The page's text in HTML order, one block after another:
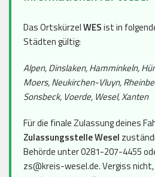
Das OrtskürzelWESist in
Städten gültig:
Alpen, Dinslaken, Hamminkeln,
Moers, Neukirchen-Vluyn,
Sonsbeck, Voerde, Wesel, Xanten
Für die finale Zulassung deines
Zulassungsstelle Wesel
Behörde unter 0281-207-4455
zs@kreis-wesel.de. Vergiss